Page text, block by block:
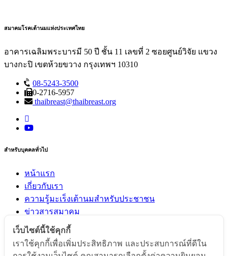
สมาคมโรคเต้านมแห่งประเทศไทย
อาคารเฉลิมพระบารมี 50 ปี ชั้น 11 เลขที่ 2 ซอยศูนย์วิจัย แขวง
บางกะปิ เขตห้วยขวาง กรุงเทพฯ 10310
08-5243-3500
0-2716-5957
thaibreast@thaibreast.org
สำหรับบุคคลทั่วไป
หน้าแรก
เกี่ยวกับเรา
ความรู้มะเร็งเต้านมสำหรับประชาชน
ข่าวสารสมาคม
ติดต่อเรา
สำหรับแพทย์และพยาบาล
เว็บไซต์นี้ใช้คุกกี้
เราใช้คุกกี้เพื่อเพิ่มประสิทธิภาพ และประสบการณ์ที่ดีใน